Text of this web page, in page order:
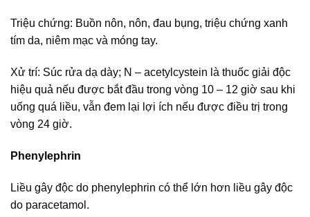
Triệu chứng: Buồn nôn, nôn, đau bụng, triệu chứng xanh
tím da, niêm mạc và móng tay.
Xử trí: Súc rửa dạ dày; N – acetylcystein là thuốc giải độc
hiệu quả nếu được bắt đầu trong vòng 10 – 12 giờ sau khi
uống quá liều, vẫn đem lại lợi ích nếu được điều trị trong
vòng 24 giờ.
Phenylephrin
Liều gây độc do phenylephrin có thể lớn hơn liều gây độc
do paracetamol.